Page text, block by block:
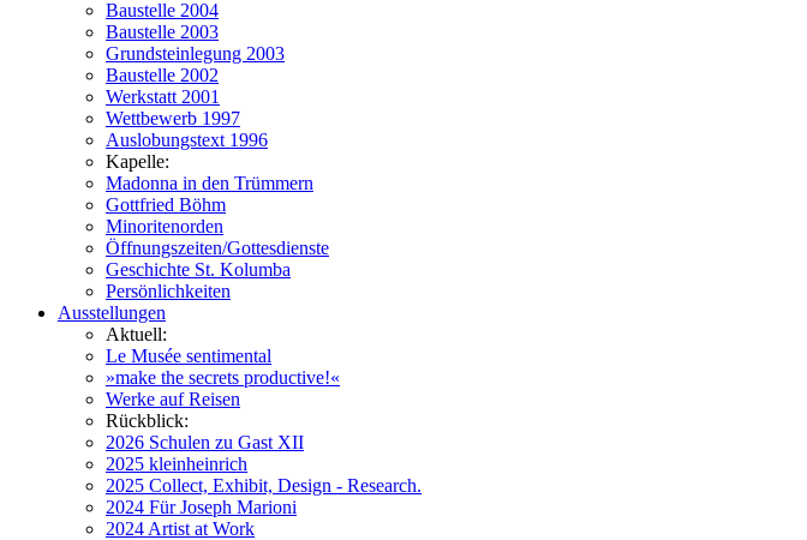
Baustelle 2004
Baustelle 2003
Grundsteinlegung 2003
Baustelle 2002
Werkstatt 2001
Wettbewerb 1997
Auslobungstext 1996
Kapelle:
Madonna in den Trümmern
Gottfried Böhm
Minoritenorden
Öffnungszeiten/Gottesdienste
Geschichte St. Kolumba
Persönlichkeiten
Ausstellungen
Aktuell:
Le Musée sentimental
»make the secrets productive!«
Werke auf Reisen
Rückblick:
2026 Schulen zu Gast XII
2025 kleinheinrich
2025 Collect, Exhibit, Design - Research.
2024 Für Joseph Marioni
2024 Artist at Work